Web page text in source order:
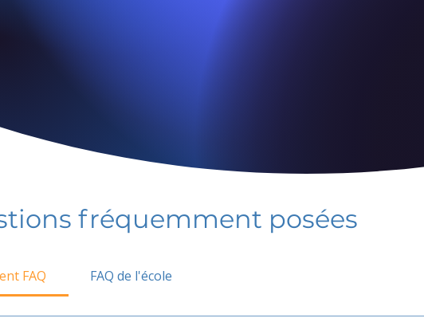
fréquemment posées
FAQ FAQ de l'école